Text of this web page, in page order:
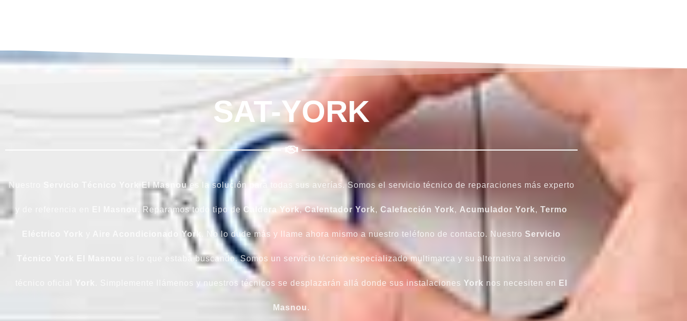
SAT-YORK
Nuestro Servicio Técnico York El Masnoues la solución para todas sus averías. Somos el servicio técnico de reparaciones más experto
. Reparamos todo tipo deCaldera York,Calentador York, Calefacción York, Acumulador York, Termo
Aire Acondicionado York . No lo dude más y llame ahora mismo a nuestro teléfono de contacto. Nuestro Servicio
es lo que estaba buscando. Somos un servicio técnico especializado multimarca y su alternativa al servicio
. Simplemente llámenos y nuestros técnicos se desplazarán allá donde sus instalaciones York nos necesiten en El
Masnou.